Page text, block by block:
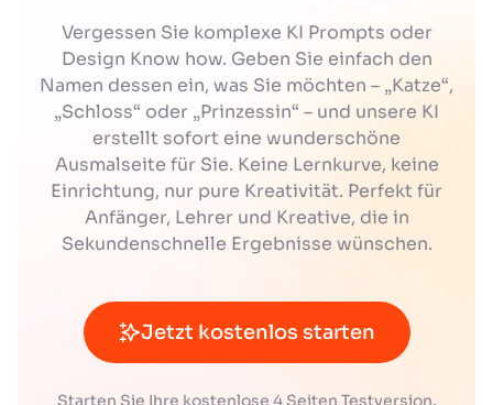
Vergessen Sie komplexe KI Prompts oder
Design Know how. Geben Sie einfach den
Namen dessen ein, was Sie möchten – „Katze“,
„Schloss“ oder „Prinzessin“ – und unsere KI
erstellt sofort eine wunderschöne
Ausmalseite für Sie. Keine Lernkurve, keine
Einrichtung, nur pure Kreativität. Perfekt für
Anfänger, Lehrer und Kreative, die in
Sekundenschnelle Ergebnisse wünschen.
Jetzt kostenlos starten
Starten Sie Ihre kostenlose 4 Seiten Testversion.